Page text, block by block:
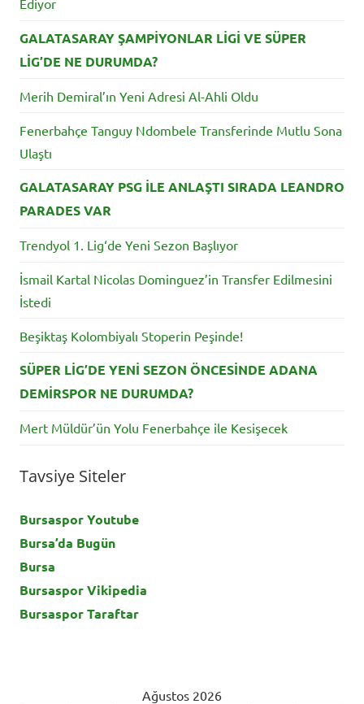
Ediyor
GALATASARAY ŞAMPİYONLAR LİGİ VE SÜPER
LİG’DE NE DURUMDA?
Merih Demiral’ın Yeni Adresi Al-Ahli Oldu
Fenerbahçe Tanguy Ndombele Transferinde Mutlu Sona
Ulaştı
GALATASARAY PSG İLE ANLAŞTI SIRADA LEANDRO
PARADES VAR
Trendyol 1. Lig‘de Yeni Sezon Başlıyor
İsmail Kartal Nicolas Dominguez’in Transfer Edilmesini
İstedi
Beşiktaş Kolombiyalı Stoperin Peşinde!
SÜPER LİG’DE YENİ SEZON ÖNCESİNDE ADANA
DEMİRSPOR NE DURUMDA?
Mert Müldür’ün Yolu Fenerbahçe ile Kesişecek
Tavsiye Siteler
Bursaspor Youtube
Bursa’da Bugün
Bursa
Bursaspor Vikipedia
Bursaspor Taraftar
Ağustos 2026